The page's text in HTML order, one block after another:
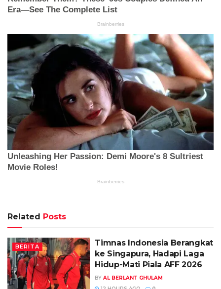
Related Posts
BERITA
Timnas Indonesia Berangkat
ke Singapura, Hadapi Laga
Hidup-Mati Piala AFF 2026
BY AL BERLANT GHULAM